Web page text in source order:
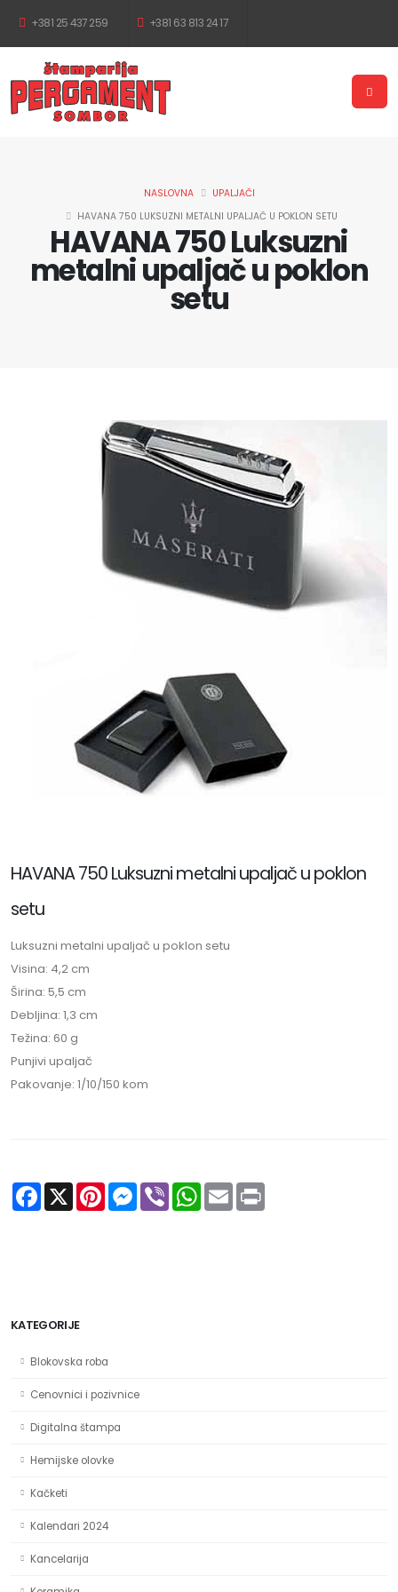
+381 25 437 259 +381 63 813 24 17
HAVANA 750 Luksuzni
metalni upaljač u poklon
setu
NASLOVNA
UPALJAČI
HAVANA 750 LUKSUZNI METALNI UPALJAČ U POKLON SETU
HAVANA 750 Luksuzni metalni upaljač u poklon
setu
Luksuzni metalni upaljač u poklon setu
Visina: 4,2 cm
Širina: 5,5 cm
Debljina: 1,3 cm
Težina: 60 g
Punjivi upaljač
Pakovanje: 1/10/150 kom
Facebook
X PinterestMessenger
Viber WhatsApp
Email
KATEGORIJE
Blokovska roba
Cenovnici i pozivnice
Digitalna štampa
Hemijske olovke
Kačketi
Kalendari 2024
Kancelarija